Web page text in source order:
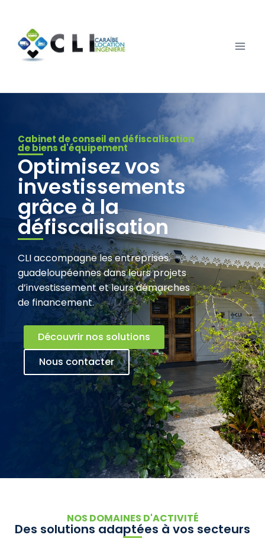
Cabinet de conseil en défiscalisation
de biens d'équipement
Optimisez vos
investissements
grâce à la
défiscalisation
CLI accompagne les entreprises
guadeloupéennes dans leurs projets
d’investissement et leurs démarches
de financement.
Découvrir nos solutions
Nous contacter
NOS DOMAINES D'ACTIVITÉ
Des solutions adaptées à vos secteurs